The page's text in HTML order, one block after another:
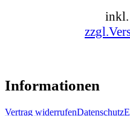
inkl.
Informationen
Vertrag widerrufenDatenschutz